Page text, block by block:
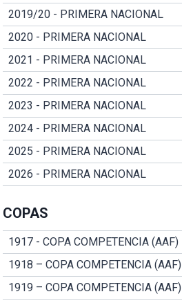
2019/20 - PRIMERA NACIONAL
2020 - PRIMERA NACIONAL
2021 - PRIMERA NACIONAL
2022 - PRIMERA NACIONAL
2023 - PRIMERA NACIONAL
2024 - PRIMERA NACIONAL
2025 - PRIMERA NACIONAL
2026 - PRIMERA NACIONAL
COPAS
1917 - COPA COMPETENCIA (AAF)
1918 – COPA COMPETENCIA (AAF)
1919 – COPA COMPETENCIA (AAF)